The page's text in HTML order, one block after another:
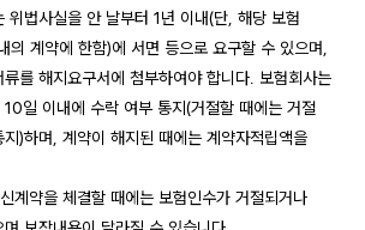
위법사실을 안 날부터 1년 이내(단, 해당 보험
의 계약에 한함)에 서면 등으로 요구할 수 있으며,
를 해지요구서에 첨부하여야 합니다. 보험회사는
일 이내에 수락 여부 통지(거절할 때에는 거절
)하며, 계약이 해지된 때에는 계약자적립액을
계약을 체결할 때에는 보험인수가 거절되거나